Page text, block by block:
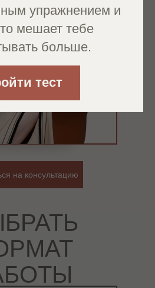
на консультацию
упражнением и
мешает тебе
больше.
тест